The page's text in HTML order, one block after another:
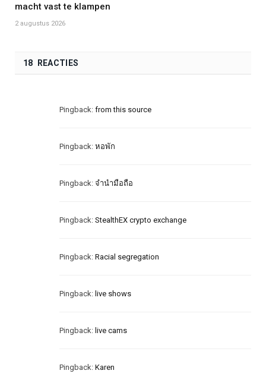
macht vast te klampen
2 augustus 2026
18 REACTIES
Pingback: from this source
Pingback: หอพัก
Pingback: จำนำมือถือ
Pingback: StealthEX crypto exchange
Pingback: Racial segregation
Pingback: live shows
Pingback: live cams
Pingback: Karen